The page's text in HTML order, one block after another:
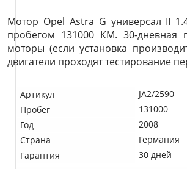
Мотор Opel Astra G универсал II
пробегом 131000 КМ. 30-дневная
моторы (если установка
двигатели проходят тестирование
Артикул
JA2/2590
Пробег
131000
Год
2008
Страна
Германия
Гарантия
30 дней